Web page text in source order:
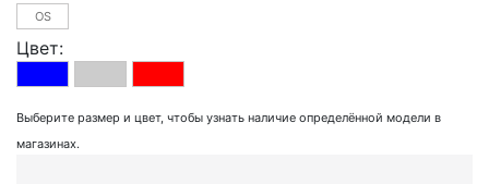
OS
Цвет:
Выберите размер и цвет, чтобы узнать наличие определённой модели в
магазинах.